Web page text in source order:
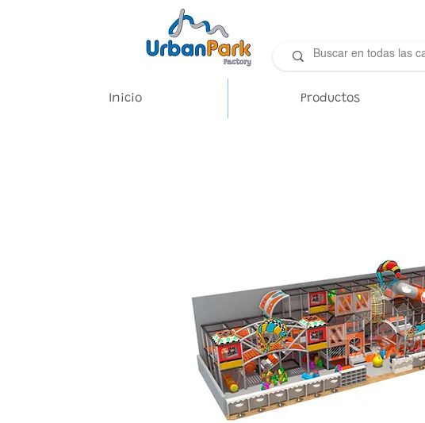
Inicio Productos